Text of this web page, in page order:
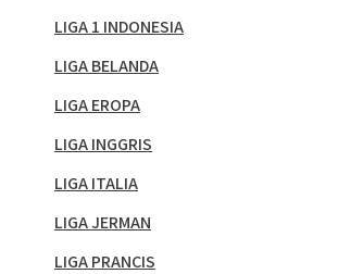
LIGA 1 INDONESIA
LIGA BELANDA
LIGA EROPA
LIGA INGGRIS
LIGA ITALIA
LIGA JERMAN
LIGA PRANCIS